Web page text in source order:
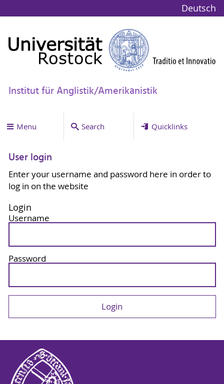
Deutsch
Institut für Anglistik/Amerikanistik
Menu Search Quicklinks
User login
Enter your username and password here in order to
log in on the website
Login
Username
Password